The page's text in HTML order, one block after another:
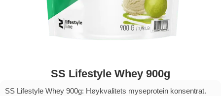
SS Lifestyle Whey 900g
SS Lifestyle Whey 900g: Høykvalitets myseprotein konsentrat.